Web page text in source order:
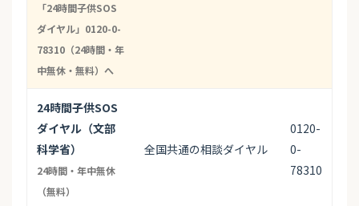
「24時間子供SOS
ダイヤル」0120-0-
78310（24時間・年
中無休・無料）へ
24時間子供SOS
ダイヤル（文部
科学省）
24時間・年中無休
（無料）
全国共通の相談ダイヤル
0120-
0-
78310